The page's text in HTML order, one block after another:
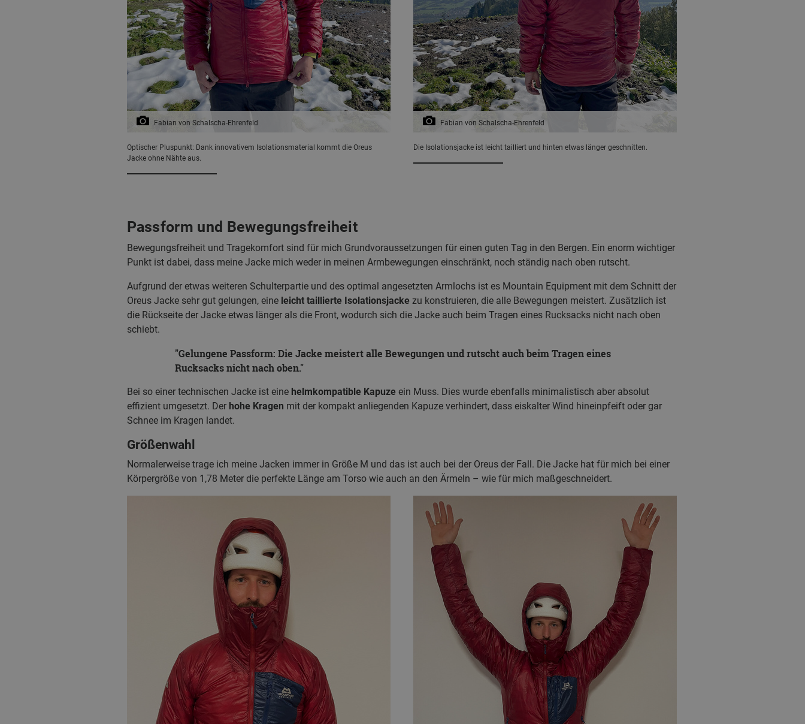
Fabian von Schalscha-Ehrenfeld
Optischer Pluspunkt: Dank innovativem Isolationsmaterial kommt die Oreus
Jacke ohne Nähte aus.
Fabian von Schalscha-Ehrenfeld
Die Isolationsjacke ist leicht tailliert und hinten etwas länger geschnitten.
Passform und Bewegungsfreiheit
Bewegungsfreiheit und Tragekomfort sind für mich Grundvoraussetzungen für einen guten Tag in den Bergen. Ein enorm wichtiger
Punkt ist dabei, dass meine Jacke mich weder in meinen Armbewegungen einschränkt, noch ständig nach oben rutscht.
Aufgrund der etwas weiteren Schulterpartie und des optimal angesetzten Armlochs ist es Mountain Equipment mit dem Schnitt der
Oreus Jacke sehr gut gelungen, eine leicht taillierte Isolationsjacke zu konstruieren, die alle Bewegungen meistert. Zusätzlich ist
die Rückseite der Jacke etwas länger als die Front, wodurch sich die Jacke auch beim Tragen eines Rucksacks nicht nach oben
schiebt.
Gelungene Passform: Die Jacke meistert alle Bewegungen und rutscht auch beim Tragen eines
Rucksacks nicht nach oben.
Bei so einer technischen Jacke ist eine helmkompatible Kapuze ein Muss. Dies wurde ebenfalls minimalistisch aber absolut
effizient umgesetzt. Der hohe Kragen mit der kompakt anliegenden Kapuze verhindert, dass eiskalter Wind hineinpfeift oder gar
Schnee im Kragen landet.
Größenwahl
Normalerweise trage ich meine Jacken immer in Größe M und das ist auch bei der Oreus der Fall. Die Jacke hat für mich bei einer
Körpergröße von 1,78 Meter die perfekte Länge am Torso wie auch an den Ärmeln – wie für mich maßgeschneidert.